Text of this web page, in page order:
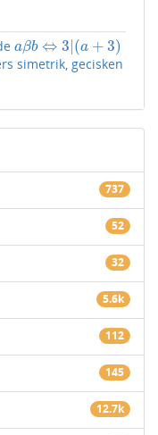
aβb ⇔ 3 (a + 3)
aβb⇔3 |(a +3
simetrik, gecisken
737
52
32
5.6k
112
145
12.7k